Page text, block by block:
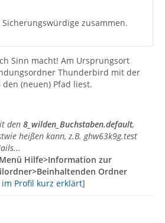
zusammen.
Sinn macht! Am Ursprungsort
Thunderbird mit der
(neuen) Pfad liest.
den 8_wilden_Buchstaben.default,
heißen kann, z.B. ghw63k9g.test
Hilfe>Information zur
Ordner
im Profil kurz erklärt]